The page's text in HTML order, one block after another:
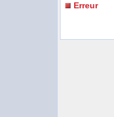
Erreur